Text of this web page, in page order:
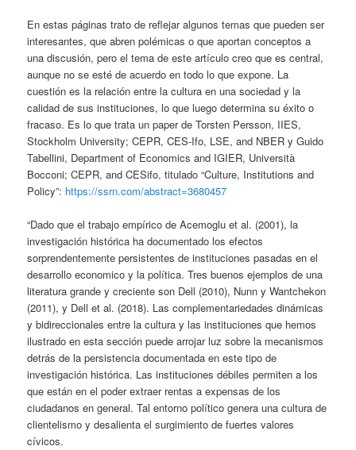
En estas páginas trato de reflejar algunos temas que pueden ser
interesantes, que abren polémicas o que aportan conceptos a
una discusión, pero el tema de este artículo creo que es central,
aunque no se esté de acuerdo en todo lo que expone. La
cuestión es la relación entre la cultura en una sociedad y la
calidad de sus instituciones, lo que luego determina su éxito o
fracaso. Es lo que trata un paper de Torsten Persson, IIES,
Stockholm University; CEPR, CES-Ifo, LSE, and NBER y Guido
Tabellini, Department of Economics and IGIER, Università
Bocconi; CEPR, and CESifo, titulado “Culture, Institutions and
Policy”: https://ssrn.com/abstract=3680457
“Dado que el trabajo empírico de Acemoglu et al. (2001), la
investigación histórica ha documentado los efectos
sorprendentemente persistentes de instituciones pasadas en el
desarrollo economico y la política. Tres buenos ejemplos de una
literatura grande y creciente son Dell (2010), Nunn y Wantchekon
(2011), y Dell et al. (2018). Las complementariedades dinámicas
y bidireccionales entre la cultura y las instituciones que hemos
ilustrado en esta sección puede arrojar luz sobre la mecanismos
detrás de la persistencia documentada en este tipo de
investigación histórica. Las instituciones débiles permiten a los
que están en el poder extraer rentas a expensas de los
ciudadanos en general. Tal entorno político genera una cultura de
clientelismo y desalienta el surgimiento de fuertes valores
cívicos.